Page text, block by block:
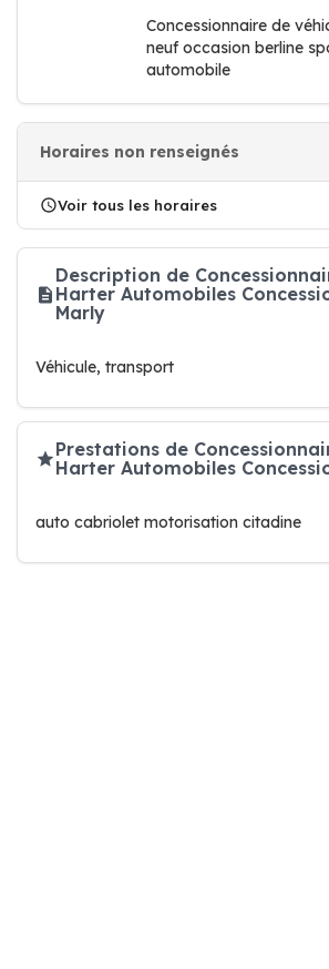
Concessionnaire de
neuf occasion berline
automobile
Horaires non renseignés
Voir tous les horaires
Description de
Harter Automobiles
Marly
Véhicule, transport
Prestations de
Harter Automobiles
auto cabriolet motorisation citadine